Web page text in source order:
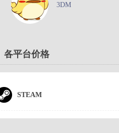
言》血源诅咒
2023-06-14
【游侠网】《匹
3DM
各平台价格
STEAM